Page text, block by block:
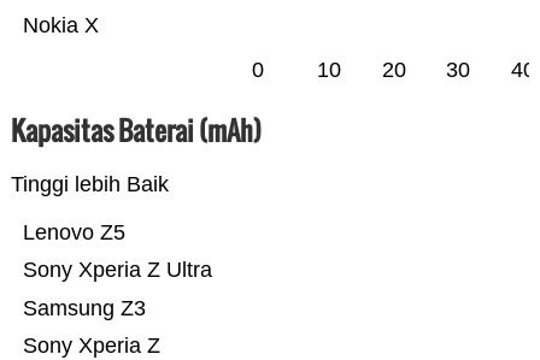
Nokia X
0 10 20 30 40
Kapasitas Baterai (mAh)
Tinggi lebih Baik
Sony Xperia Z
Samsung Z3
Sony Xperia Z Ultra
Lenovo Z5